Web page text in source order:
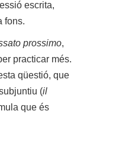
escrita,
fons.
prossimo,
practicar més.
qüestió, que
(il
que és